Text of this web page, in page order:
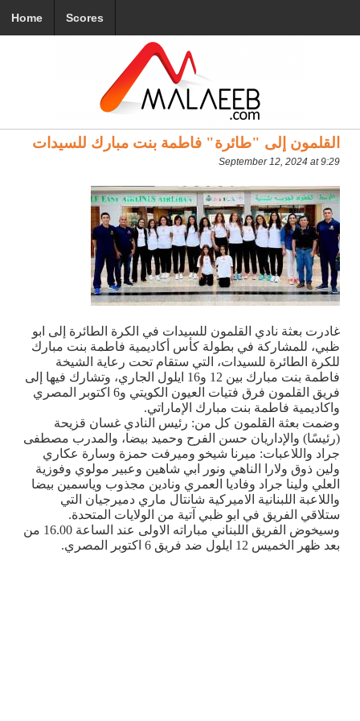
Home Scores
القلمون إلى "طائرة" فاطمة بنت مبارك للسيدات
September 12, 2024 at 9:29
غادرت بعثة نادي القلمون للسيدات في الكرة الطائرة إلى ابو
ظبي، للمشاركة في بطولة كأس أكاديمية فاطمة بنت مبارك
للكرة الطائرة للسيدات، التي ستقام تحت رعاية الشيخة
فاطمة بنت مبارك بين 12 و16 ايلول الجاري، وتشارك فيها إلى
فريق القلمون فرق فتيات العيون الكويتي و6 اكتوبر المصري
واكاديمية فاطمة بنت مبارك الإماراتي.
وضمت بعثة القلمون كل من: رئيس النادي غسان قزيحة
(رئيسًا) والإداريان حسن الفرح وحميد بيضا، والمدرب مصطفى
جراد واللاعبات: ميرنا شيخو وميرفت حمزة وسارة عكاري
ولين ذوق ولارا الناهي ونور ابي شاهين وعبير مولوي وفوزية
العلي ولينا جراد وفاديا العمري ونادين مجذوب وياسمين بيضا
واللاعبة اللبنانية الاميركية شانتال ماري دميرجيان التي
ستلاقي الفريق في ابو ظبي آتية من الولايات المتحدة.
وسيخوض الفريق اللبناني مباراته الاولى عند الساعة 16.00 من
بعد ظهر الخميس 12 ايلول ضد فريق 6 اكتوبر المصري.